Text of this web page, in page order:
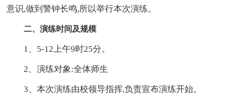
意识,做到警钟长鸣,所以举行本次演练。
二、演练时间及规模
1、5-12上午9时25分。
2、演练对象:全体师生
3、本次演练由校领导指挥,负责宣布演练开始。